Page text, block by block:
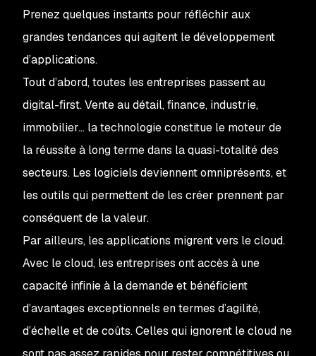
Prenez quelques instants pour réfléchir aux
grandes tendances qui agitent le développement
d’applications.
Tout d’abord, toutes les entreprises passent au
digital-first. Vente au détail, finance, industrie,
immobilier... la technologie constitue le moteur de
la réussite à long terme dans la quasi-totalité des
secteurs. Les logiciels deviennent omniprésents, et
les outils qui permettent de les créer prennent par
conséquent de la valeur.
Par ailleurs, les applications migrent vers le cloud.
Avec le cloud, les entreprises ont accès à une
capacité infinie à la demande et bénéficient
d’avantages exceptionnels en termes d’agilité,
d’échelle et de coûts. Celles qui ignorent le cloud ne